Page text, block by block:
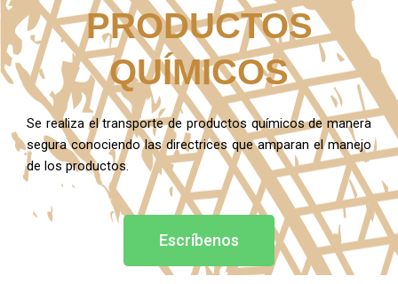
PRODUCTOS
QUÍMICOS
Se realiza el transporte de productos químicos de manera
segura conociendo las directrices que amparan el manejo
de los productos.
Escríbenos